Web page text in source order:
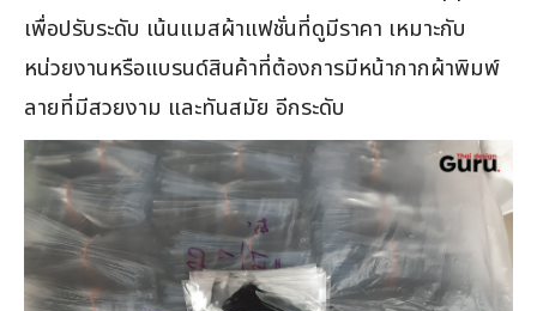
เพื่อปรับระดับ เน้นแมสผ้าแฟชั่นที่ดูมีราคา เหมาะกับ
หน่วยงานหรือแบรนด์สินค้าที่ต้องการมีหน้ากากผ้าพิมพ์
ลายที่มีสวยงาม และทันสมัย อีกระดับ